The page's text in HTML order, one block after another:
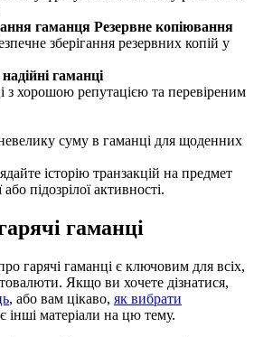
гаманця Резервне копіювання
зберігання резервних копій у
гаманці
з хорошою репутацією та перевіреним
суму в гаманці для щоденних
історію транзакцій на предмет
підозрілої активності.
гаманці
гарячі гаманці є ключовим для всіх,
Якщо ви хочете дізнатися,
, або вам цікаво, як вибрати
інші матеріали на цю тему.